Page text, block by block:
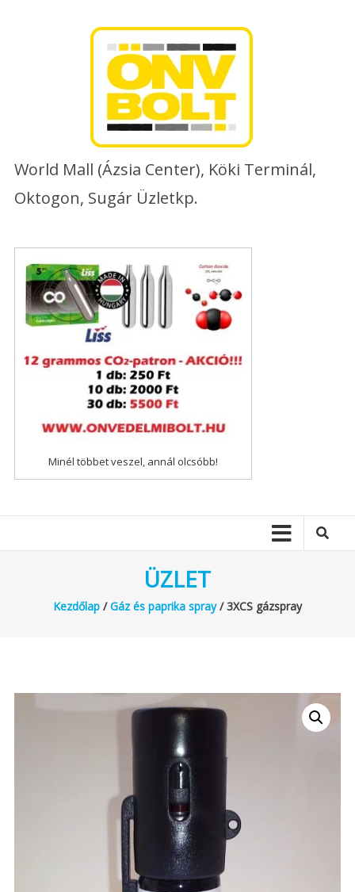
World Mall (Ázsia Center), Köki Terminál,
Oktogon, Sugár Üzletkp.
Minél többet veszel, annál olcsóbb!
ÜZLET
Kezdőlap/Gáz és paprika spray/ 3XCS gázspray